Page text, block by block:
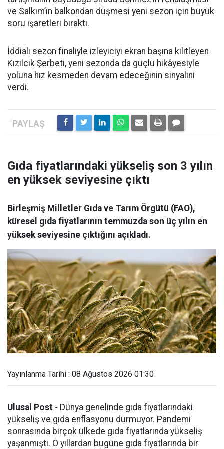
ve Salkım’ın balkondan düşmesi yeni sezon için büyük
soru işaretleri bıraktı.
İddialı sezon finaliyle izleyiciyi ekran başına kilitleyen
Kızılcık Şerbeti, yeni sezonda da güçlü hikâyesiyle
yoluna hız kesmeden devam edeceğinin sinyalini
verdi.
Gıda fiyatlarındaki yükseliş son 3 yılın
en yüksek seviyesine çıktı
Birleşmiş Milletler Gıda ve Tarım Örgütü (FAO),
küresel gıda fiyatlarının temmuzda son üç yılın en
yüksek seviyesine çıktığını açıkladı.
Yayınlanma Tarihi : 08 Ağustos 2026 01:30
Ulusal Post - Dünya genelinde gıda fiyatlarındaki
yükseliş ve gıda enflasyonu durmuyor. Pandemi
sonrasında birçok ülkede gıda fiyatlarında yükseliş
yaşanmıştı. O yıllardan bugüne gıda fiyatlarında bir